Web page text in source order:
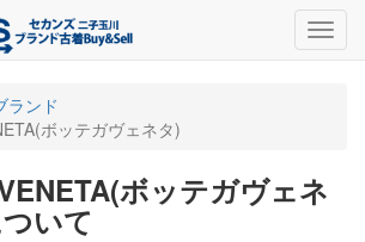
ランド
ボッテガヴェネタ)
ボッテガヴェネ
いて